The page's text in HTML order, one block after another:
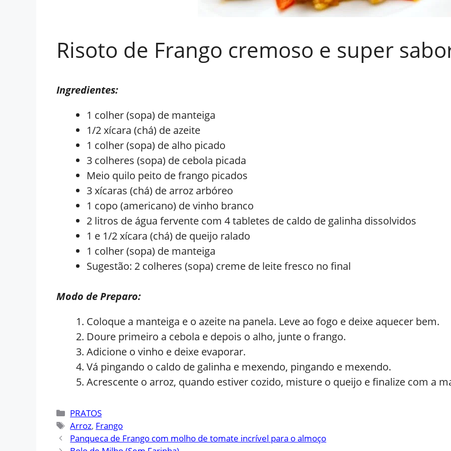
Risoto de Frango cremoso e super
Ingredientes:
1 colher (sopa) de manteiga
1/2 xícara (chá) de azeite
1 colher (sopa) de alho picado
3 colheres (sopa) de cebola picada
Meio quilo peito de frango picados
3 xícaras (chá) de arroz arbóreo
1 copo (americano) de vinho branco
2 litros de água fervente com 4 tabletes de caldo de galinha dissolvidos
1 e 1/2 xícara (chá) de queijo ralado
1 colher (sopa) de manteiga
Sugestão: 2 colheres (sopa) creme de leite fresco no final
Modo de Preparo:
Coloque a manteiga e o azeite na panela. Leve ao fogo e deixe aquecer bem.
Doure primeiro a cebola e depois o alho, junte o frango.
Adicione o vinho e deixe evaporar.
Vá pingando o caldo de galinha e mexendo, pingando e mexendo.
Acrescente o arroz, quando estiver cozido, misture o queijo e finalize com a
Categorias
PRATOS
Tags
Arroz, Frango
Panqueca de Frango com molho de tomate incrível para o almoço